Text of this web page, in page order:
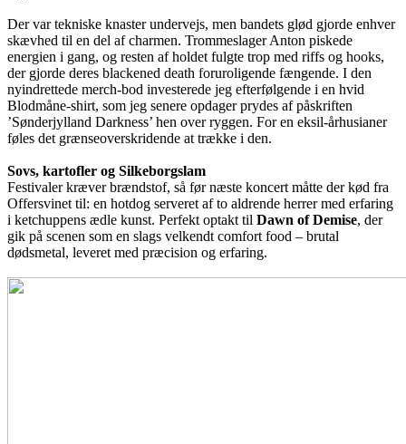
Der var tekniske knaster undervejs, men bandets glød gjorde enhver
skævhed til en del af charmen. Trommeslager Anton piskede
energien i gang, og resten af holdet fulgte trop med riffs og hooks,
der gjorde deres blackened death foruroligende fængende. I den
nyindrettede merch-bod investerede jeg efterfølgende i en hvid
Blodmåne-shirt, som jeg senere opdager prydes af påskriften
’Sønderjylland Darkness’ hen over ryggen. For en eksil-århusianer
føles det grænseoverskridende at trække i den.
Sovs, kartofler og Silkeborgslam
Festivaler kræver brændstof, så før næste koncert måtte der kød fra
Offersvinet til: en hotdog serveret af to aldrende herrer med erfaring
i ketchuppens ædle kunst. Perfekt optakt til Dawn of Demise, der
gik på scenen som en slags velkendt comfort food – brutal
dødsmetal, leveret med præcision og erfaring.